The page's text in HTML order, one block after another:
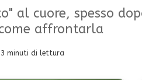
al cuore, spesso
affrontarla
3 minuti di lettura